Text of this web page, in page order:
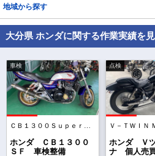
地域から探す
大分県 ホンダに関する作業実績を
車検
ホンダ ＣＢ１３００
ＳＦ 車検整備
点検
Ｖ－ＴＷＩＮ
ホンダ Ｖ
ナ 個人売
車種選択す